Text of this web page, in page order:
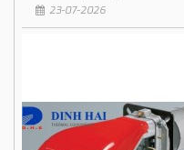
23-07-2026